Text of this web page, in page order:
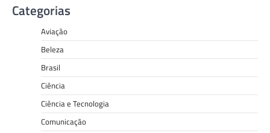
Categorias
Aviação
Beleza
Brasil
Ciência
Ciência e Tecnologia
Comunicação